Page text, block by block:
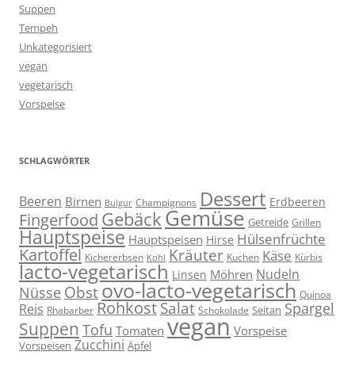
Suppen
Tempeh
Unkategorisiert
vegan
vegetarisch
Vorspeise
SCHLAGWÖRTER
Beeren Birnen Bulgur Champignons Dessert Erdbeeren
Fingerfood Gebäck Gemüse Getreide Grillen
Hauptspeise Hauptspeisen Hirse Hülsenfrüchte
Kartoffel Kichererbsen Kohl Kräuter Kuchen Käse Kürbis
lacto-vegetarisch Linsen Möhren Nudeln
Nüsse Obstovo-lacto-vegetarisch Quinoa
Reis Rhabarber RohkostSalat Schokolade Seitan Spargel
Suppen Tofu Tomaten vegan Vorspeise
Vorspeisen Zucchini Äpfel